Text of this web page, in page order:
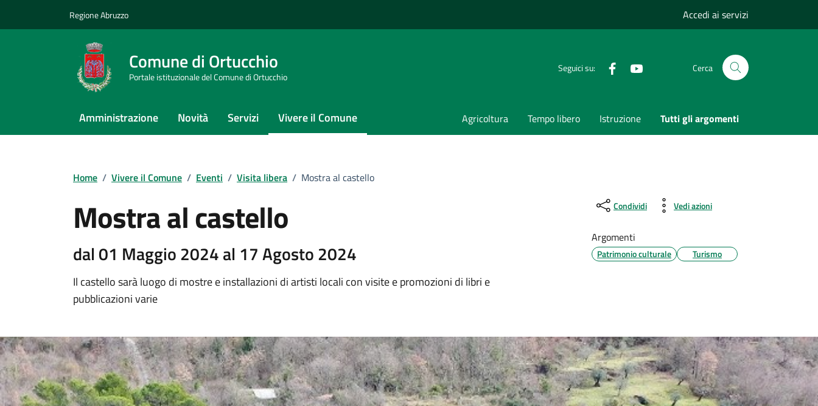
Regione Abruzzo Accedi ai servizi
Comune di Ortucchio
Portale istituzionale del Comune di Ortucchio
Seguici su: Facebook Cerca
Amministrazione Novità Servizi Vivere il Comune Agricoltura Tempo libero Istruzione Tutti gli argomenti
Home / Vivere il Comune / Eventi / Visita libera / Mostra al castello
Mostra al castello
dal 01 Maggio 2024 al 17 Agosto 2024
Il castello sarà luogo di mostre e installazioni di artisti locali con visite e promozioni di libri e
pubblicazioni varie
Condividi Vedi azioni
Argomenti
Patrimonio culturale Turismo